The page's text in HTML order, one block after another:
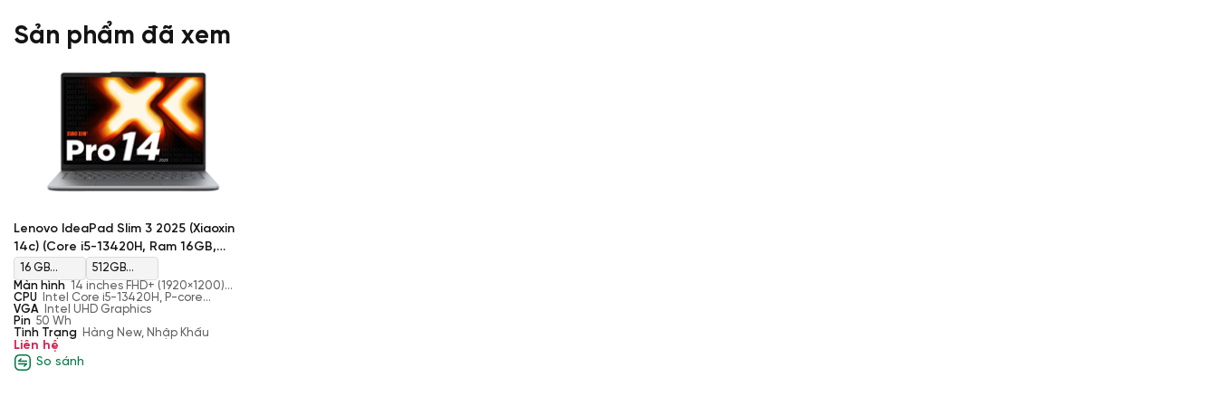
Sản phẩm đã xem
Lenovo IdeaPad Slim 3 2025 (Xiaoxin
14c) (Core i5-13420H, Ram 16GB,
SSD 512GB, Intel UHD Graphics, Màn
14'' FHD+)
16 GB
DDR5
4800Mhz
512GB
PCIe
Gen4 M.2
SSD
Màn hình 14 inches FHD+ (1920×1200)
IPS, 60Hz, 16:10, 300 nits
CPU
Intel Core i5-13420H, P-core
2.1GHz up to 4.6GHz, E-core 1.5GHz up
to 3.4GHz, 12MB
VGA
Intel UHD Graphics
Pin 50 Wh
Tình Trạng
Hàng New, Nhập Khẩu
Liên hệ
So sánh